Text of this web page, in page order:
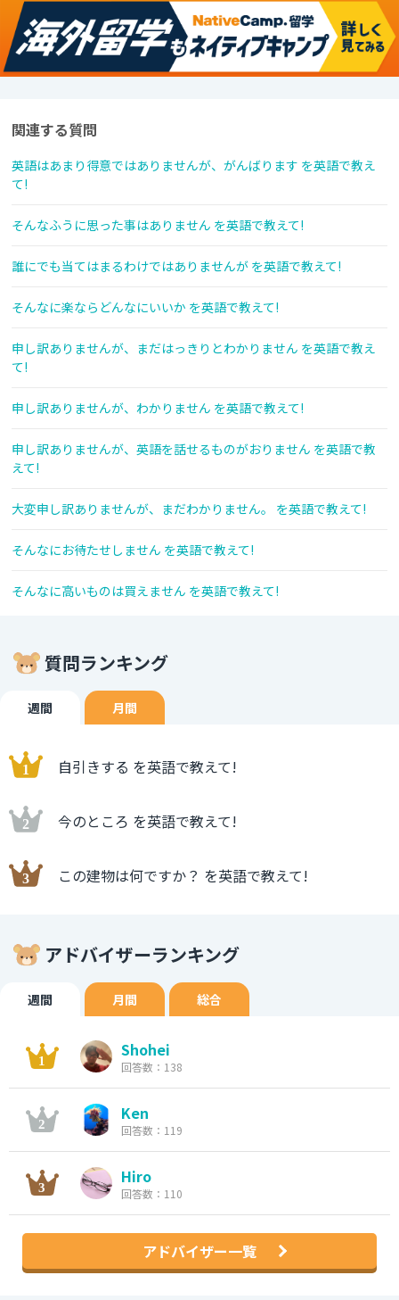
関連する質問
英語はあまり得意ではありませんが、がんばります を英語で教え
て!
そんなふうに思った事はありません を英語で教えて!
誰にでも当てはまるわけではありませんが を英語で教えて!
そんなに楽ならどんなにいいか を英語で教えて!
申し訳ありませんが、まだはっきりとわかりません を英語で教え
て!
申し訳ありませんが、わかりません を英語で教えて!
申し訳ありませんが、英語を話せるものがおりません を英語で教
えて!
大変申し訳ありませんが、まだわかりません。 を英語で教えて!
そんなにお待たせしません を英語で教えて!
そんなに高いものは買えません を英語で教えて!
質問ランキング
週間 月間
自引きする を英語で教えて!
今のところ を英語で教えて!
この建物は何ですか？ を英語で教えて!
アドバイザーランキング
週間 月間 総合
Shohei
回答数：138
Ken
回答数：119
Hiro
回答数：110
アドバイザー一覧